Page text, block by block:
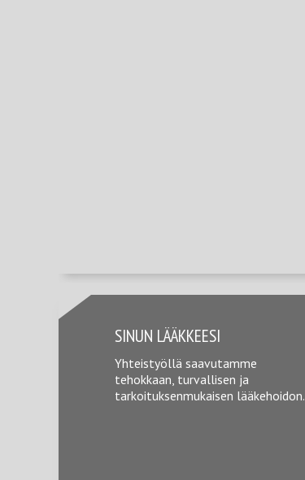
SINUN LÄÄKKEESI
Yhteistyöllä saavutamme
tehokkaan, turvallisen ja
tarkoituksenmukaisen lääkehoidon.